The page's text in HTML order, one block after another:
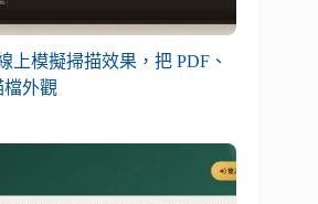
上模擬掃描效果，把 PDF、
外觀